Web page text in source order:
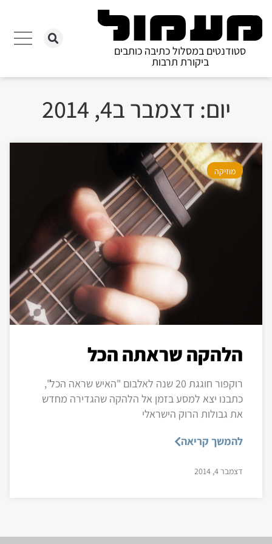
סטודנטים במסלול כתיבה כותבים
ביקורת תרבות
יום: דצמבר ב4, 2014
מוזיקה
הלהקה שראתה הכל
רוקפור חוגגת 20 שנה לאלבום "האיש שראה הכל",
כתבנו יצא למסע בזמן אל הלהקה שהגדירה מחדש
את גבולות הרוק הישראלי
להמשך קריאה
דצמבר 4, 2014